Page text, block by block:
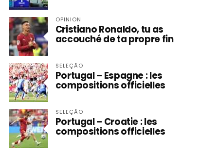
OPINION
Cristiano Ronaldo, tu as
accouché de ta propre fin
SELEÇÃO
Portugal – Espagne : les
compositions officielles
SELEÇÃO
Portugal – Croatie : les
compositions officielles